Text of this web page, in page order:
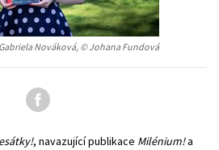
literatura Zdraví a životní styl
Nováková, © Johana Fundová
, navazující publikace Milénium!a